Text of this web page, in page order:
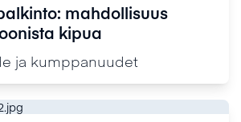
mahdollisuus
kipua
ja kumppanuudet